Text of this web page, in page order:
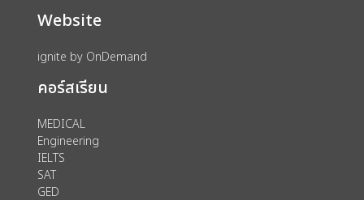
Website
ignite by OnDemand
คอร์สเรียน
MEDICAL
Engineering
IELTS
SAT
GED